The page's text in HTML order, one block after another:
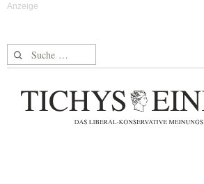
Suche nach: